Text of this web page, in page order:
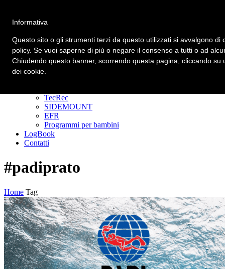
Homepage
Corsi
TecRec
SIDEMOUNT
EFR
Programmi per bambini
LogBook
Contatti
#padiprato
Home Tag
Informativa
Questo sito o gli strumenti terzi da questo utilizzati si avvalgono
policy. Se vuoi saperne di più o negare il consenso a tutti o ad
Chiudendo questo banner, scorrendo questa pagina, cliccando
dei cookie.